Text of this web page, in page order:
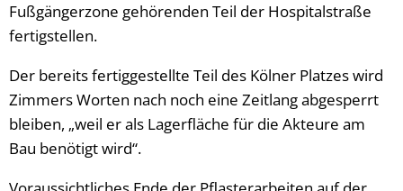
Fußgängerzone gehörenden Teil der Hospitalstraße
fertigstellen.
Der bereits fertiggestellte Teil des Kölner Platzes wird
Zimmers Worten nach noch eine Zeitlang abgesperrt
bleiben, „weil er als Lagerfläche für die Akteure am
Bau benötigt wird“.